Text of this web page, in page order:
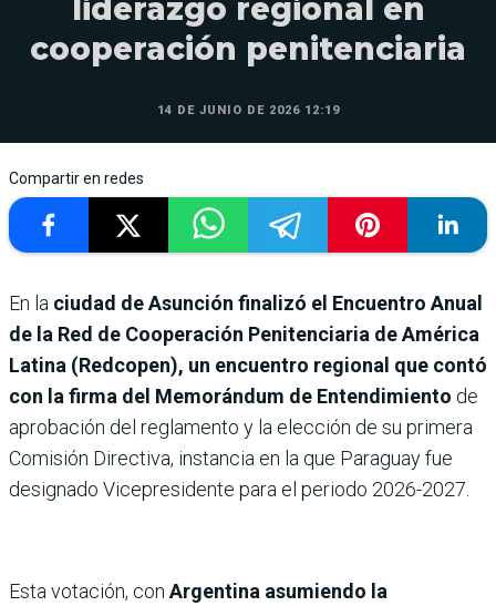
liderazgo regional en
cooperación penitenciaria
14 DE JUNIO DE 2026 12:19
Compartir en redes
En la ciudad de Asunción finalizó el Encuentro Anual
de la Red de Cooperación Penitenciaria de América
Latina (Redcopen), un encuentro regional que contó
con la firma del Memorándum de Entendimiento de
aprobación del reglamento y la elección de su primera
Comisión Directiva, instancia en la que Paraguay fue
designado Vicepresidente para el periodo 2026-2027.
Esta votación, con Argentina asumiendo la